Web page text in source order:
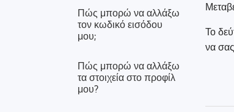
Πώς μπορώ να αλλάξω
τον κωδικό εισόδου
μου;
Πώς μπορώ να αλλάξω
τα στοιχεία στο προφίλ
μου?
Το
να